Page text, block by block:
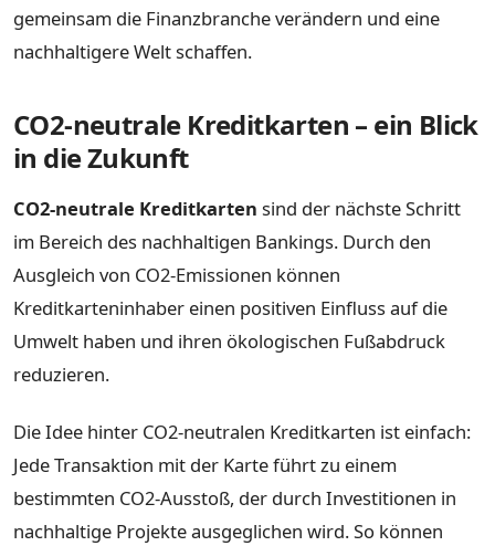
gemeinsam die Finanzbranche verändern und eine
nachhaltigere Welt schaffen.
CO2-neutrale Kreditkarten – ein Blick
in die Zukunft
CO2-neutrale Kreditkarten sind der nächste Schritt
im Bereich des nachhaltigen Bankings. Durch den
Ausgleich von CO2-Emissionen können
Kreditkarteninhaber einen positiven Einfluss auf die
Umwelt haben und ihren ökologischen Fußabdruck
reduzieren.
Die Idee hinter CO2-neutralen Kreditkarten ist einfach:
Jede Transaktion mit der Karte führt zu einem
bestimmten CO2-Ausstoß, der durch Investitionen in
nachhaltige Projekte ausgeglichen wird. So können